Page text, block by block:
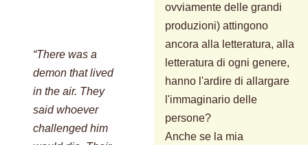
“There was a
demon that lived
in the air. They
said whoever
challenged him
ovviamente delle grandi
produzioni) attingono
ancora alla letteratura, alla
letteratura di ogni genere,
hanno l'ardire di allargare
l'immaginario delle
persone?
Anche se la mia